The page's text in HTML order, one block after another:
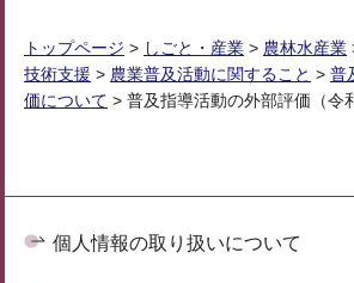
トップページ > しごと・産業 > 農林水産業
技術支援 > 農業普及活動に関すること > 普
価について > 普及指導活動の外部評価（令
個人情報の取り扱いについて